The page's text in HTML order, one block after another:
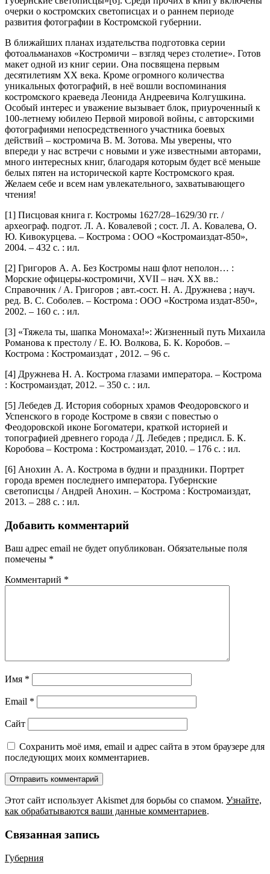
очерки о костромских светописцах и о раннем периоде
развития фотографии в Костромской губернии.
В ближайших планах издательства подготовка серии
фотоальманахов «Костромичи – взгляд через столетие». Готов
макет одной из книг серии. Она посвящена первым
десятилетиям XX века. Кроме огромного количества
уникальных фотографий, в неё вошли воспоминания
костромского краеведа Леонида Андреевича Колгушкина.
Особый интерес и уважение вызывает блок, приуроченный к
100-летнему юбилею Первой мировой войны, с авторскими
фотографиями непосредственного участника боевых
действий – костромича В. М. Зотова. Мы уверены, что
впереди у нас встречи с новыми и уже известными авторами,
много интересных книг, благодаря которым будет всё меньше
белых пятен на исторической карте Костромского края.
Желаем себе и всем нам увлекательного, захватывающего
чтения!
[1] Писцовая книга г. Костромы 1627/28–1629/30 гг. /
археограф. подгот. Л. А. Ковалевой ; сост. Л. А. Ковалева, О.
Ю. Кивокурцева. – Кострома : ООО «Костромаиздат-850»,
2004. – 432 с. : ил.
[2] Григоров А. А. Без Костромы наш флот неполон… :
Морские офицеры-костромичи, XVII – нач. XX вв.:
Справочник / А. Григоров ; авт.-сост. Н. А. Дружнева ; науч.
ред. В. С. Соболев. – Кострома : ООО «Кострома издат-850»,
2002. – 160 с. : ил.
[3] «Тяжела ты, шапка Мономаха!»: Жизненный путь Михаила
Романова к престолу / Е. Ю. Волкова, Б. К. Коробов. –
Кострома : Костромаиздат , 2012. – 96 с.
[4] Дружнева Н. А. Кострома глазами императора. – Кострома
: Костромаиздат, 2012. – 350 с. : ил.
[5] Лебедев Д. История соборных храмов Феодоровского и
Успенского в городе Костроме в связи с повестью о
Феодоровской иконе Богоматери, краткой историей и
топографией древнего города / Д. Лебедев ; предисл. Б. К.
Коробова – Кострома : Костромаиздат, 2010. – 176 с. : ил.
[6] Анохин А. А. Кострома в будни и праздники. Портрет
города времен последнего императора. Губернские
светописцы / Андрей Анохин. – Кострома : Костромаиздат,
2013. – 288 с. : ил.
Добавить комментарий
Ваш адрес email не будет опубликован. Обязательные поля
помечены *
Комментарий *
Имя *
Email *
Сайт
Сохранить моё имя, email и адрес сайта в этом браузере для
последующих моих комментариев.
Этот сайт использует Akismet для борьбы со спамом. Узнайте,
как обрабатываются ваши данные комментариев.
Связанная запись
Губерния